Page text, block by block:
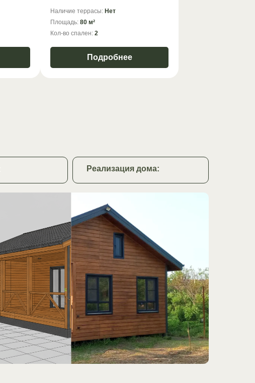
Наличие террасы: Нет
Площадь: 80 м²
Кол-во спален: 2
Подробнее
Реализация дома: